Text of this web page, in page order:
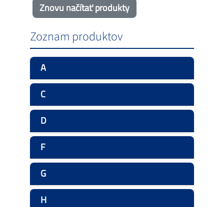
Znovu načítať produkty
Zoznam produktov
A
C
D
F
G
H